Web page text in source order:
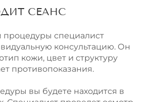
СЕАНС
процедуры специалист
консультацию. Он
кожи, цвет и структуру
противопоказания.
вы будете находится в